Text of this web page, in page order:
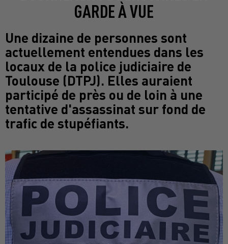
GARDE À VUE
Une dizaine de personnes sont
actuellement entendues dans les
locaux de la police judiciaire de
Toulouse (DTPJ). Elles auraient
participé de près ou de loin à une
tentative d'assassinat sur fond de
trafic de stupéfiants.